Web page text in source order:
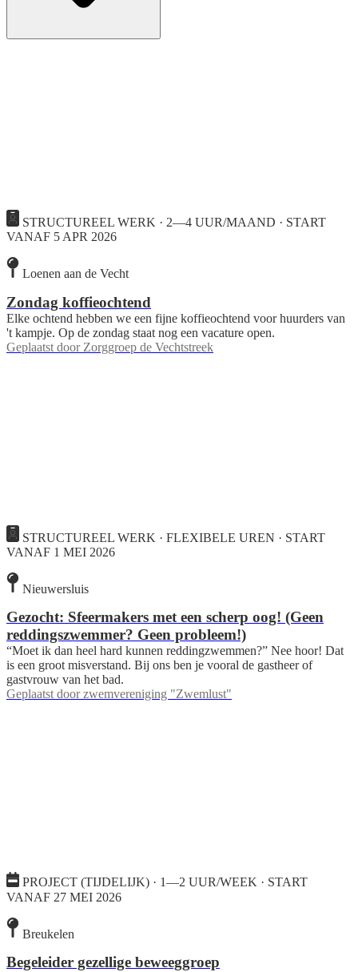
STRUCTUREEL WERK · 2—4 UUR/MAAND · START
VANAF 5 APR 2026
Loenen aan de Vecht
Zondag koffieochtend
Elke ochtend hebben we een fijne koffieochtend voor huurders van
't kampje. Op de zondag staat nog een vacature open.
Geplaatst door Zorggroep de Vechtstreek
STRUCTUREEL WERK · FLEXIBELE UREN · START
VANAF 1 MEI 2026
Nieuwersluis
Gezocht: Sfeermakers met een scherp oog! (Geen
reddingszwemmer? Geen probleem!)
“Moet ik dan heel hard kunnen reddingzwemmen?” Nee hoor! Dat
is een groot misverstand. Bij ons ben je vooral de gastheer of
gastvrouw van het bad.
Geplaatst door zwemvereniging "Zwemlust"
PROJECT (TIJDELIJK) · 1—2 UUR/WEEK · START
VANAF 27 MEI 2026
Breukelen
Begeleider gezellige beweeggroep